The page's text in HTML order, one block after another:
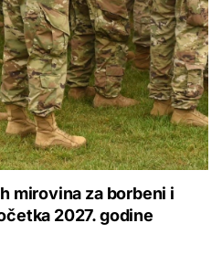
mirovina za borbeni i
2027. godine